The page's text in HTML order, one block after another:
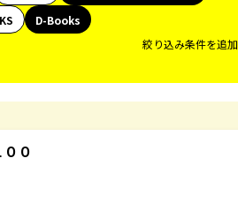
D-Books
絞り込み条件を追加
０